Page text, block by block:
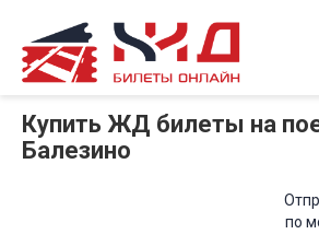
Купить ЖД билеты на
Балезино
по